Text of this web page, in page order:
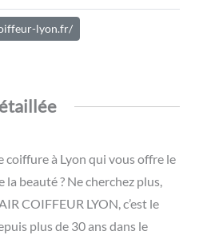
lyon.fr/
coiffure à Lyon qui vous offre le
beauté ? Ne cherchez plus,
COIFFEUR LYON, c’est le
plus de 30 ans dans le